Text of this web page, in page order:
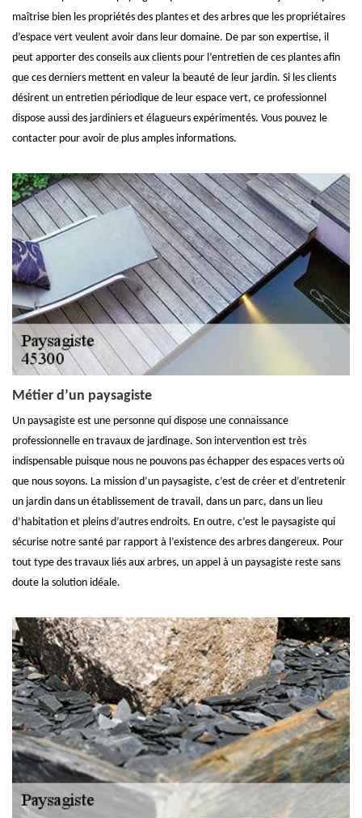
maîtrise bien les propriétés des plantes et des arbres que les propriétaires
d’espace vert veulent avoir dans leur domaine. De par son expertise, il
peut apporter des conseils aux clients pour l’entretien de ces plantes afin
que ces derniers mettent en valeur la beauté de leur jardin. Si les clients
désirent un entretien périodique de leur espace vert, ce professionnel
dispose aussi des jardiniers et élagueurs expérimentés. Vous pouvez le
contacter pour avoir de plus amples informations.
Métier d’un paysagiste
Un paysagiste est une personne qui dispose une connaissance
professionnelle en travaux de jardinage. Son intervention est très
indispensable puisque nous ne pouvons pas échapper des espaces verts où
que nous soyons. La mission d’un paysagiste, c’est de créer et d’entretenir
un jardin dans un établissement de travail, dans un parc, dans un lieu
d’habitation et pleins d’autres endroits. En outre, c’est le paysagiste qui
sécurise notre santé par rapport à l’existence des arbres dangereux. Pour
tout type des travaux liés aux arbres, un appel à un paysagiste reste sans
doute la solution idéale.